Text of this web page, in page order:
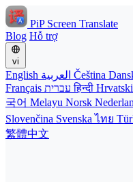
PiP Screen Translate
Blog Hỗ trợ
vi
English Čeština
Français
עבריתहिन्दी Hrvatski
국어 Melayu Norsk
Slovenčina Svenskaไทย
繁體中文